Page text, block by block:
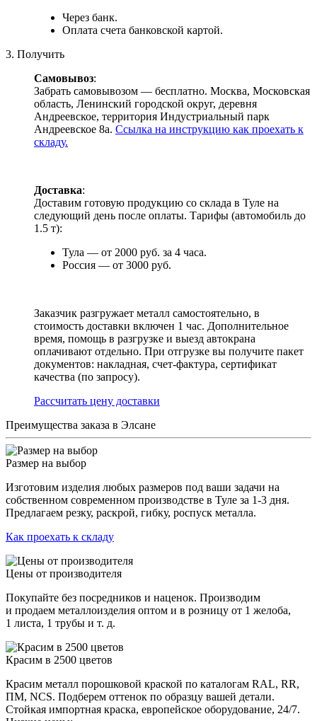
Через банк.
Оплата счета банковской картой.
3. Получить
Самовывоз:
Забрать самовывозом — бесплатно. Москва, Московская
область, Ленинский городской округ, деревня
Андреевское, территория Индустриальный парк
Андреевское 8а. Ссылка на инструкцию как проехать к
складу.
Доставка:
Доставим готовую продукцию со склада в Туле на
следующий день после оплаты. Тарифы (автомобиль до
1.5 т):
Тула — от 2000 руб. за 4 часа.
Россия — от 3000 руб.
Заказчик разгружает металл самостоятельно, в
стоимость доставки включен 1 час. Дополнительное
время, помощь в разгрузке и выезд автокрана
оплачивают отдельно. При отгрузке вы получите пакет
документов: накладная, счет-фактура, сертификат
качества (по запросу).
Раcсчитать цену доставки
Преимущества заказа в Элсане
Размер на выбор
Изготовим изделия любых размеров под ваши задачи на
собственном современном производстве в Туле за 1-3 дня.
Предлагаем резку, раскрой, гибку, роспуск металла.
Как проехать к складу
Цены от производителя
Покупайте без посредников и наценок. Производим
и продаем металлоизделия оптом и в розницу от 1 желоба,
1 листа, 1 трубы и т. д.
Красим в 2500 цветов
Красим металл порошковой краской по каталогам RAL, RR,
ПМ, NCS. Подберем оттенок по образцу вашей детали.
Стойкая импортная краска, европейское оборудование, 24/7.